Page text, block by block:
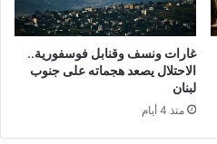
غارات ونسف وقنابل فوسفورية..
الاحتلال يصعد هجماته على جنوب
لبنان
منذ 4 أيام